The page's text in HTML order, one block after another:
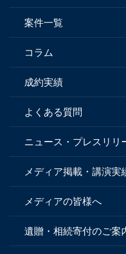
案件一覧
コラム
成約実績
よくある質問
ニュース・プレスリリ
メディア掲載・講演実
メディアの皆様へ
遺贈・相続寄付のご案